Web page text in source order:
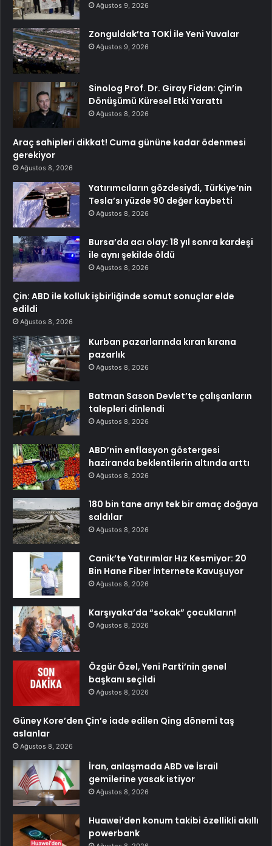
Ağustos 9, 2026
Zonguldak’ta TOKİ ile Yeni Yuvalar
Ağustos 9, 2026
Sinolog Prof. Dr. Giray Fidan: Çin’in
Dönüşümü Küresel Etki Yarattı
Ağustos 8, 2026
Araç sahipleri dikkat! Cuma gününe kadar ödenmesi
gerekiyor
Ağustos 8, 2026
Yatırımcıların gözdesiydi, Türkiye’nin
Tesla’sı yüzde 90 değer kaybetti
Ağustos 8, 2026
Bursa’da acı olay: 18 yıl sonra kardeşi
ile aynı şekilde öldü
Ağustos 8, 2026
Çin: ABD ile kolluk işbirliğinde somut sonuçlar elde
edildi
Ağustos 8, 2026
Kurban pazarlarında kıran kırana
pazarlık
Ağustos 8, 2026
Batman Sason Devlet’te çalışanların
talepleri dinlendi
Ağustos 8, 2026
ABD’nin enflasyon göstergesi
haziranda beklentilerin altında arttı
Ağustos 8, 2026
180 bin tane arıyı tek bir amaç doğaya
saldılar
Ağustos 8, 2026
Canik’te Yatırımlar Hız Kesmiyor: 20
Bin Hane Fiber İnternete Kavuşuyor
Ağustos 8, 2026
Karşıyaka’da “sokak” çocukların!
Ağustos 8, 2026
Özgür Özel, Yeni Parti’nin genel
başkanı seçildi
Ağustos 8, 2026
Güney Kore’den Çin’e iade edilen Qing dönemi taş
aslanlar
Ağustos 8, 2026
İran, anlaşmada ABD ve İsrail
gemilerine yasak istiyor
Ağustos 8, 2026
Huawei’den konum takibi özellikli akıllı
powerbank